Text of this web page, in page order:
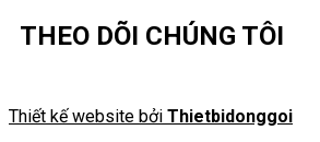
THEO DÕI CHÚNG TÔI
Thiết kế website bởi Thietbidonggoi